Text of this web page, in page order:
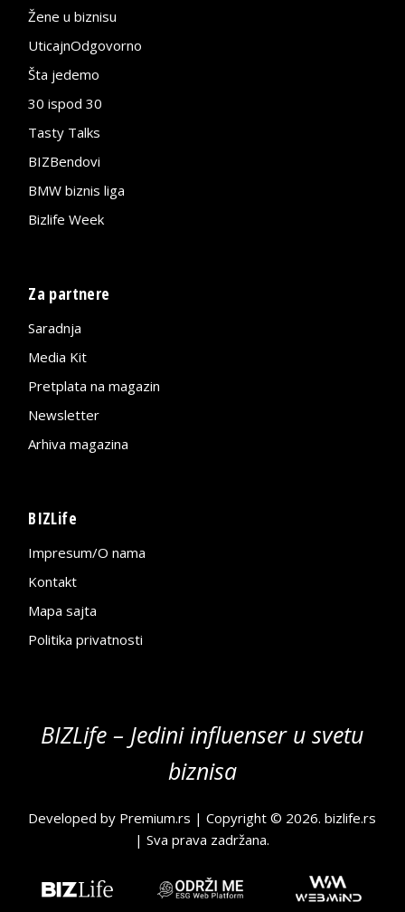
Žene u biznisu
UticajnOdgovorno
Šta jedemo
30 ispod 30
Tasty Talks
BIZBendovi
BMW biznis liga
Bizlife Week
Za partnere
Saradnja
Media Kit
Pretplata na magazin
Newsletter
Arhiva magazina
BIZLife
Impresum/O nama
Kontakt
Mapa sajta
Politika privatnosti
BIZLife – Jedini influenser u svetu
biznisa
Developed by Premium.rs | Copyright © 2026.bizlife.rs
| Sva prava zadržana.